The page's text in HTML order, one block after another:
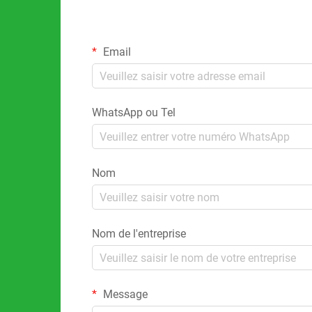
Email
WhatsApp ou Tel
Nom
Nom de l'entreprise
Message